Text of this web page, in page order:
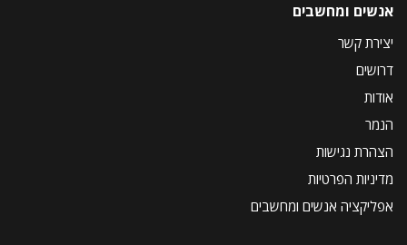
אנשים ומחשבים
יצירת קשר
דרושים
אודות
הנמר
הצהרת נגישות
מדיניות הפרטיות
אפליקציה אנשים ומחשבים